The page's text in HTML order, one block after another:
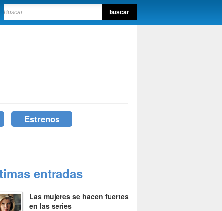
Estrenos
entradas
Las mujeres se hacen fuertes
en las series